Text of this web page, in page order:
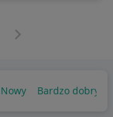
Następna strona
Nowy Bardzo dobry